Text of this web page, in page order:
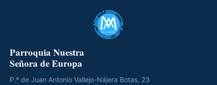
Parroquia Nuestra
Señora de Europa
P.º de Juan Antonio Vallejo-Nájera Botas, 23